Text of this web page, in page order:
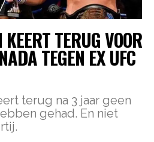
TERUG VOOR
TEGEN EX UFC
terug na 3 jaar geen
gehad. En niet